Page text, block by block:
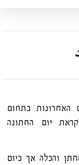
האחרונות בתחום
יום החתונה
והכלה אך כיום